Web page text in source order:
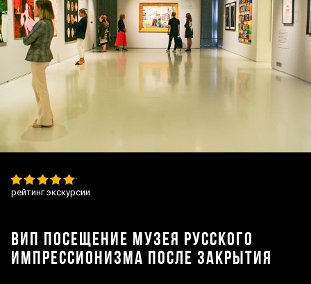
рейтинг экскурсии
ВИП ПОСЕЩЕНИЕ МУЗЕЯ РУССКОГО
ИМПРЕССИОНИЗМА ПОСЛЕ ЗАКРЫТИЯ